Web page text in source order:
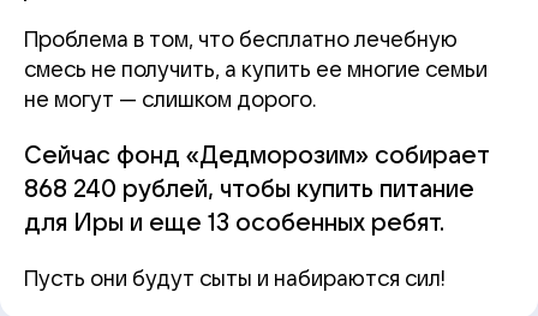
Проблема в том, что бесплатно лечебную
смесь не получить, а купить ее многие семьи
не могут — слишком дорого.
Сейчас фонд «Дедморозим» собирает
868 240 рублей, чтобы купить питание
для Иры и еще 13 особенных ребят.
Пусть они будут сыты и набираются сил!